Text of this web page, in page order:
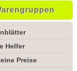
Helfer
Preise